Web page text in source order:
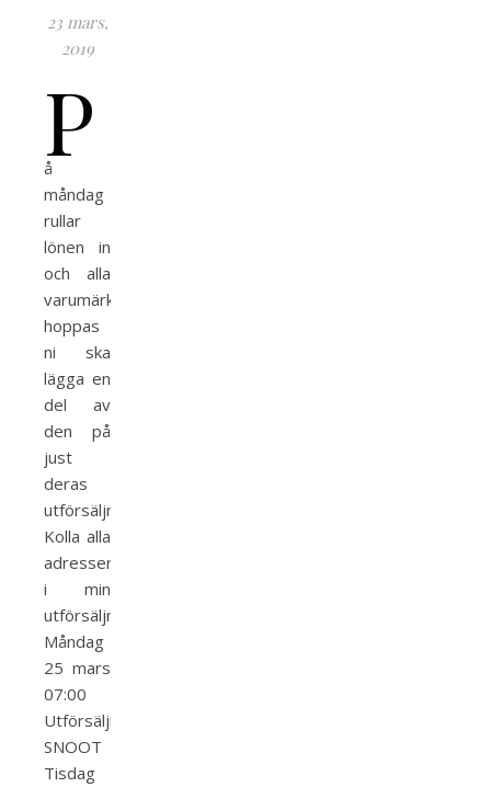
23 mars,
2019
P
å
måndag
rullar
lönen in
och alla
varumärken
hoppas
ni ska
lägga en
del av
den på
just
deras
utförsäljning.
Kolla alla
adresser
i min
utförsäljningskalender.
Måndag
25 mars
07:00
Utförsäljning
SNOOT
Tisdag